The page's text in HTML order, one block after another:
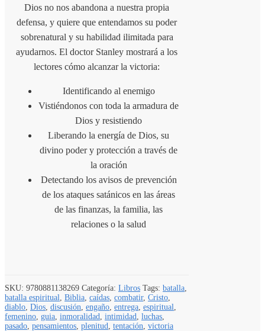
Dios no nos abandona a nuestra propia
defensa, y quiere que entendamos su poder
sobrenatural y su habilidad ilimitada para
ayudarnos. El doctor Stanley mostrará a los
lectores cómo alcanzar la victoria:
Identificando al enemigo
Vistiéndonos con toda la armadura de
Dios y resistiendo
Liberando la energía de Dios, su
divino poder y protección a través de
la oración
Detectando los avisos de prevención
de los ataques satánicos en las áreas
de las finanzas, la familia, las
relaciones o la salud
SKU: 9780881138269 Categoría: Libros Tags: batalla
batalla espiritual Biblia caídas combatir, Cristo
diablo Dios discusión engaño entrega espiritual
femenino guia inmoralidad intimidad luchas
pasado pensamientos plenitud tentación victoria